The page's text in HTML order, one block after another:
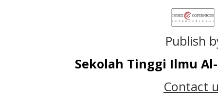
Publish
Sekolah Tinggi Ilmu
Contact